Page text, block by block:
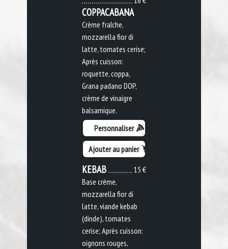
COPPACABANA
Crème fraîche,
mozzarella fior di
latte, tomates cerise;
Après cuisson:
roquette, coppa,
Grana padano DOP,
crème de vinaigre
balsamique.
Personnaliser
Ajouter au panier
15 €
KEBAB
Base crème,
mozzarella fior di
latte, viande kebab
(dinde), tomates
cerise; Après cuisson:
oignons rouges,